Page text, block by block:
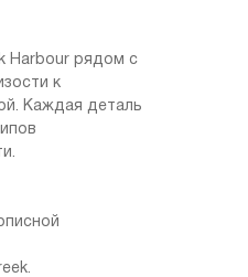
Harbour рядом с
к
Каждая деталь